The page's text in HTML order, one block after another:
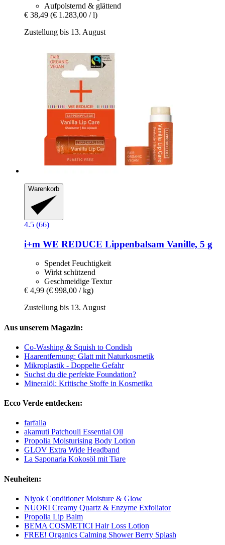
Aufpolsternd & glättend
€ 38,49 (€ 1.283,00 / l)
Zustellung bis 13. August
Warenkorb
4.5 (66)
i+m WE REDUCE Lippenbalsam Vanille, 5 g
Spendet Feuchtigkeit
Wirkt schützend
Geschmeidige Textur
€ 4,99 (€ 998,00 / kg)
Zustellung bis 13. August
Aus unserem Magazin:
Co-Washing & Squish to Condish
Haarentfernung: Glatt mit Naturkosmetik
Mikroplastik - Doppelte Gefahr
Suchst du die perfekte Foundation?
Mineralöl: Kritische Stoffe in Kosmetika
Ecco Verde entdecken:
farfalla
akamuti Patchouli Essential Oil
Propolia Moisturising Body Lotion
GLOV Extra Wide Headband
La Saponaria Kokosöl mit Tiare
Neuheiten:
Niyok Conditioner Moisture & Glow
NUORI Creamy Quartz & Enzyme Exfoliator
Propolia Lip Balm
BEMA COSMETICI Hair Loss Lotion
FREE! Organics Calming Shower Berry Splash